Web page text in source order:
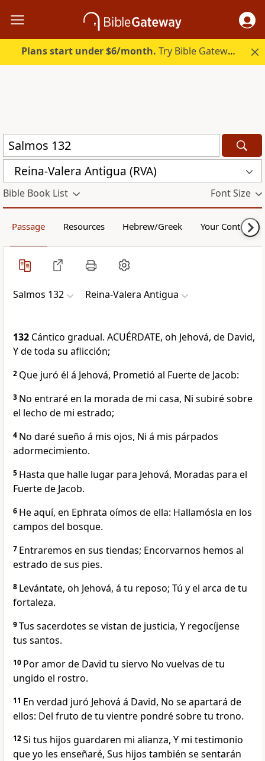
Plans start under $6/month. Try Bible Gateway Plus.
Reina-Valera Antigua (RVA)
Bible Book List Font Size
Passage Resources Hebrew/Greek Your Content
Salmos 132 Reina-Valera Antigua
132 Cántico gradual. ACUÉRDATE, oh Jehová, de David,
Y de toda su aflicción;
2 Que juró él á Jehová, Prometió al Fuerte de Jacob:
3 No entraré en la morada de mi casa, Ni subiré sobre
el lecho de mi estrado;
4 No daré sueño á mis ojos, Ni á mis párpados
adormecimiento.
5 Hasta que halle lugar para Jehová, Moradas para el
Fuerte de Jacob.
6 He aquí, en Ephrata oímos de ella: Hallamósla en los
campos del bosque.
7 Entraremos en sus tiendas; Encorvarnos hemos al
estrado de sus pies.
8 Levántate, oh Jehová, á tu reposo; Tú y el arca de tu
fortaleza.
9Tus sacerdotes se vistan de justicia, Y regocíjense
tus santos.
10 Por amor de David tu siervo No vuelvas de tu
ungido el rostro.
11 En verdad juró Jehová á David, No se apartará de
ellos: Del fruto de tu vientre pondré sobre tu trono.
12Si tus hijos guardaren mi alianza, Y mi testimonio
que yo les enseñaré, Sus hijos también se sentarán